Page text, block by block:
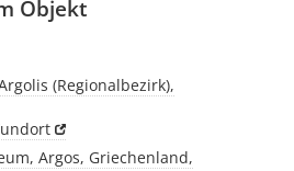
Objekt
(Regionalbezirk),
Argos, Griechenland,